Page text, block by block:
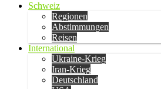
Schweiz
Regionen
Abstimmungen
Reisen
International
Ukraine-Krieg
Iran-Krieg
Deutschland